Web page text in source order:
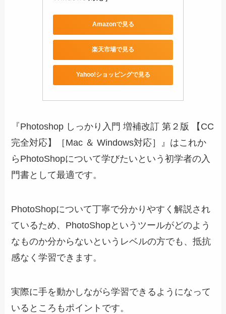
Amazonで見る
楽天市場で見る
Yahoo!ショッピングで見る
『Photoshop しっかり入門 増補改訂 第２版 【CC
完全対応】［Mac ＆ Windows対応］』はこれか
らPhotoShopについて学びたいという初学者の入
門書として最適です。
PhotoShopについて丁寧で分かりやすく解説され
ているため、PhotoShopというツールがどのよう
なものか分からないというレベルの方でも、抵抗
感なく学習できます。
実際に手を動かしながら学習できるようになって
いるところもポイントです。